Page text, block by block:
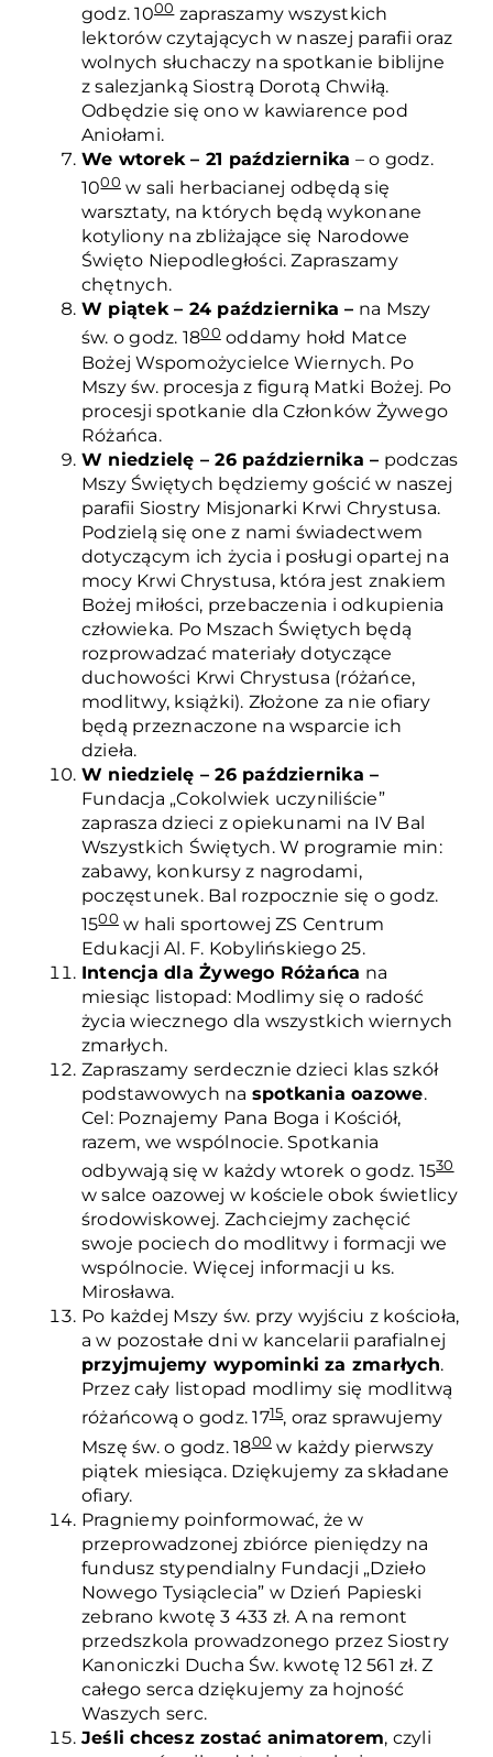
godz. 1000zapraszamy wszystkich
lektorów czytających w naszej parafii oraz
wolnych słuchaczy na spotkanie biblijne
z salezjanką Siostrą Dorotą Chwiłą.
Odbędzie się ono w kawiarence pod
Aniołami.
We wtorek – 21 października – o godz.
1000w sali herbacianej odbędą się
warsztaty, na których będą wykonane
kotyliony na zbliżające się Narodowe
Święto Niepodległości. Zapraszamy
chętnych.
W piątek – 24 października – na Mszy
św. o godz. 1800oddamy hołd Matce
Bożej Wspomożycielce Wiernych. Po
Mszy św. procesja z figurą Matki Bożej. Po
procesji spotkanie dla Członków Żywego
Różańca.
W niedzielę – 26 października – podczas
Mszy Świętych będziemy gościć w naszej
parafii Siostry Misjonarki Krwi Chrystusa.
Podzielą się one z nami świadectwem
dotyczącym ich życia i posługi opartej na
mocy Krwi Chrystusa, która jest znakiem
Bożej miłości, przebaczenia i odkupienia
człowieka. Po Mszach Świętych będą
rozprowadzać materiały dotyczące
duchowości Krwi Chrystusa (różańce,
modlitwy, książki). Złożone za nie ofiary
będą przeznaczone na wsparcie ich
dzieła.
W niedzielę – 26 października –
Fundacja „Cokolwiek uczyniliście”
zaprasza dzieci z opiekunami na IV Bal
Wszystkich Świętych. W programie min:
zabawy, konkursy z nagrodami,
poczęstunek. Bal rozpocznie się o godz.
1500w hali sportowej ZS Centrum
Edukacji Al. F. Kobylińskiego 25.
Intencja dla Żywego Różańca na
miesiąc listopad: Modlimy się o radość
życia wiecznego dla wszystkich wiernych
zmarłych.
Zapraszamy serdecznie dzieci klas szkół
podstawowych na spotkania oazowe.
Cel: Poznajemy Pana Boga i Kościół,
razem, we wspólnocie. Spotkania
odbywają się w każdy wtorek o godz. 1530
w salce oazowej w kościele obok świetlicy
środowiskowej. Zachciejmy zachęcić
swoje pociech do modlitwy i formacji we
wspólnocie. Więcej informacji u ks.
Mirosława.
Po każdej Mszy św. przy wyjściu z kościoła,
a w pozostałe dni w kancelarii parafialnej
przyjmujemy wypominki za zmarłych.
Przez cały listopad modlimy się modlitwą
różańcową o godz. 1715, oraz sprawujemy
Mszę św. o godz. 1800 w każdy pierwszy
piątek miesiąca. Dziękujemy za składane
ofiary.
Pragniemy poinformować, że w
przeprowadzonej zbiórce pieniędzy na
fundusz stypendialny Fundacji „Dzieło
Nowego Tysiąclecia” w Dzień Papieski
zebrano kwotę 3 433 zł. A na remont
przedszkola prowadzonego przez Siostry
Kanoniczki Ducha Św. kwotę 12 561 zł. Z
całego serca dziękujemy za hojność
Waszych serc.
Jeśli chcesz zostać animatorem, czyli